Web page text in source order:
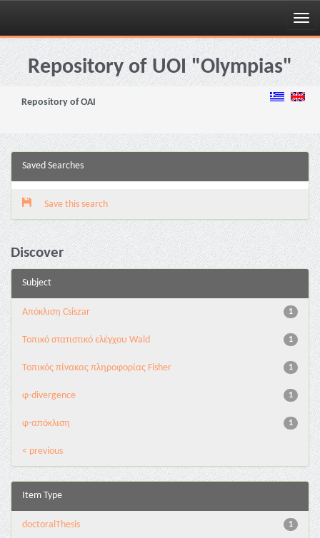
Skip
navigationRepository of UOI "Olympias"
Repository of OAI
Saved Searches
Save this search
Discover
Subject
1
Απόκλιση Csiszar
1
Τοπικό στατιστικό ελέγχου Wald
1
Τοπικός πίνακας πληροφορίας Fisher
1
φ-divergence
1
φ-απόκλιση
< previous
Item Type
1
doctoralThesis